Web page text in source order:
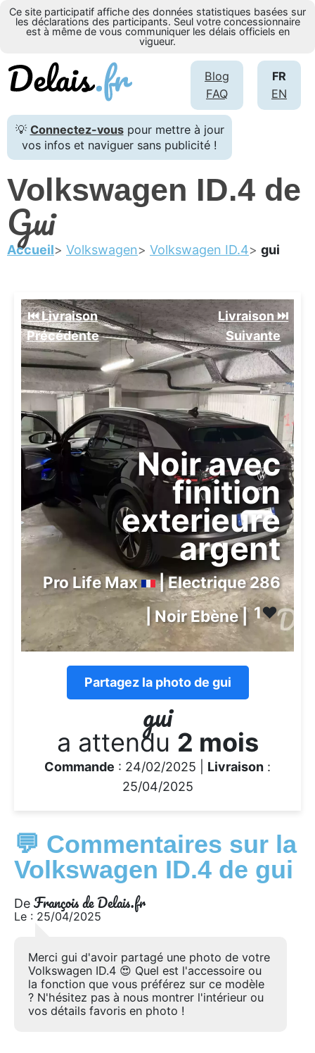
Ce site participatif affiche des données statistiques basées sur
les déclarations des participants. Seul votre concessionnaire
est à même de vous communiquer les délais officiels en
vigueur.
FR
EN
Blog
FAQ
💡 Connectez-vouspour mettre à jour
vos infos et naviguer sans publicité !
Volkswagen ID.4 de
Gui
Accueil Volkswagen Volkswagen ID.4 gui
⏮️ Livraison
Précédente
Livraison ⏭️
Suivante️
Noir avec
finition
exterieure
argent
Pro Life Max
| Electrique 286
| Noir Ebène | 1❤️
Partagez la photo de gui
gui
a attendu 2 mois
Commande : 24/02/2025 | Livraison :
25/04/2025
💬 Commentaires sur la
Volkswagen ID.4 de gui
De François de Delais.fr
Le : 25/04/2025
Merci gui d'avoir partagé une photo de votre
Volkswagen ID.4 😍 Quel est l'accessoire ou
la fonction que vous préférez sur ce modèle
? N'hésitez pas à nous montrer l'intérieur ou
vos détails favoris en photo !